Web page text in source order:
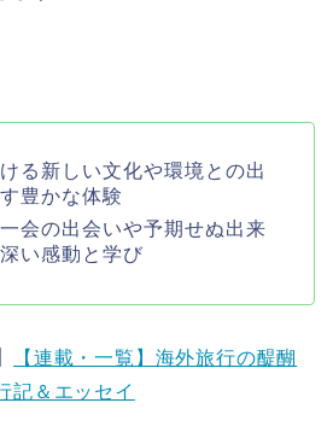
る新しい文化や環境との出
豊かな体験
会の出会いや予期せぬ出来
い感動と学び
【連載・一覧】海外旅行の醍醐
記＆エッセイ